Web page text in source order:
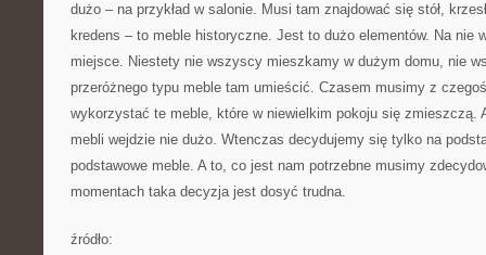
dużo – na przykład w salonie. Musi tam znajdować się stół,
kredens – to meble historyczne. Jest to dużo elementów. Na nie
miejsce. Niestety nie wszyscy mieszkamy w dużym domu, nie
przeróżnego typu meble tam umieścić. Czasem musimy z
wykorzystać te meble, które w niewielkim pokoju się zmieszczą.
mebli wejdzie nie dużo. Wtenczas decydujemy się tylko na
podstawowe meble. A to, co jest nam potrzebne musimy
momentach taka decyzja jest dosyć trudna.
źródło: